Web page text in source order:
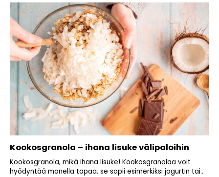
Kookosgranola – ihana lisuke välipaloihin
Kookosgranola, mikä ihana lisuke! Kookosgranolaa voit
hyödyntää monella tapaa, se sopii esimerkiksi jogurtin tai...